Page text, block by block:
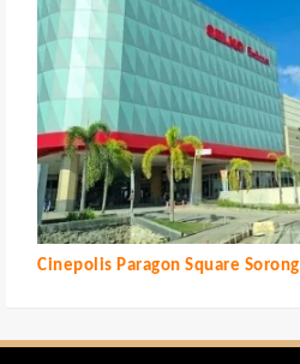
Cinepolis Paragon Square Sorong